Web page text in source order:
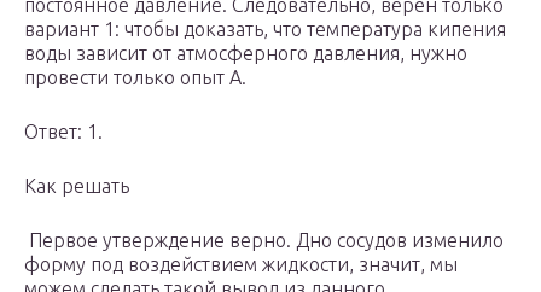
постоянное давление. Следовательно, верен только
вариант 1: чтобы доказать, что температура кипения
воды зависит от атмосферного давления, нужно
провести только опыт А.
Ответ: 1.
Как решать
️ Первое утверждение верно. Дно сосудов изменило
форму под воздействием жидкости, значит, мы